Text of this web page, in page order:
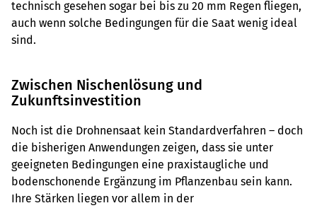
technisch gesehen sogar bei bis zu 20 mm Regen fliegen,
auch wenn solche Bedingungen für die Saat wenig ideal
sind.
Zwischen Nischenlösung und
Zukunftsinvestition
Noch ist die Drohnensaat kein Standardverfahren – doch
die bisherigen Anwendungen zeigen, dass sie unter
geeigneten Bedingungen eine praxistaugliche und
bodenschonende Ergänzung im Pflanzenbau sein kann.
Ihre Stärken liegen vor allem in der